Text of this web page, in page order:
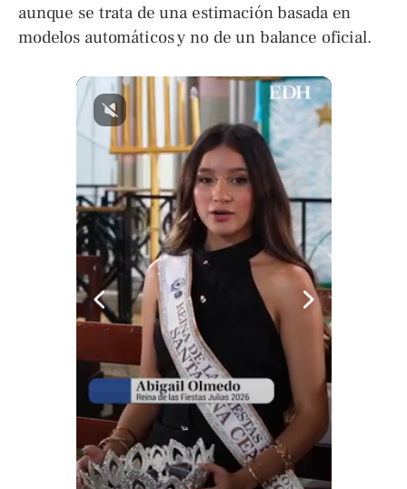
aunque se trata de una estimación basada en
modelos automáticos y no de un balance oficial.